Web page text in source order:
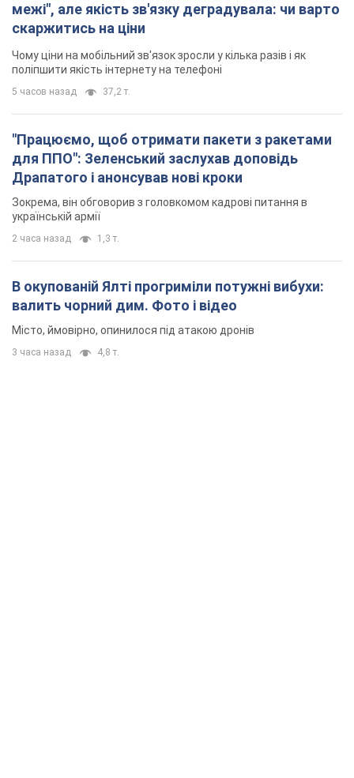
межі", але якість зв'язку деградувала: чи варто
скаржитись на ціни
Чому ціни на мобільний зв'язок зросли у кілька разів і як
поліпшити якість інтернету на телефоні
5 часов назад 37,2 т.
"Працюємо, щоб отримати пакети з ракетами
для ППО": Зеленський заслухав доповідь
Драпатого і анонсував нові кроки
Зокрема, він обговорив з головкомом кадрові питання в
українській армії
2 часа назад 1,3 т.
В окупованій Ялті прогриміли потужні вибухи:
валить чорний дим. Фото і відео
Місто, ймовірно, опинилося під атакою дронів
3 часа назад 4,8 т.